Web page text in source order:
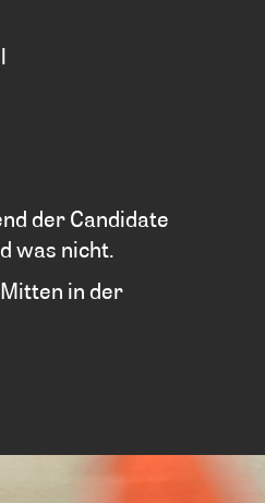
der Candidate
was nicht.
in der